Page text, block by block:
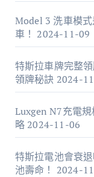
Model 3 洗車模
車！ 2024-11-09
特斯拉車牌完整
領牌秘訣 2024-
Luxgen N7充電
略 2024-11-06
特斯拉電池會衰
池壽命！ 2024-